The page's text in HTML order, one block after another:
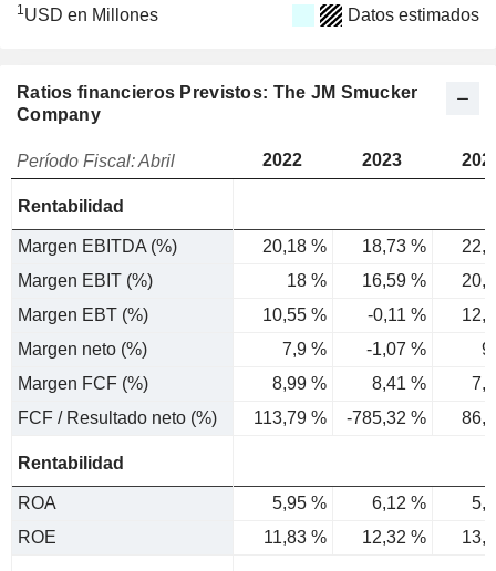
1USD en Millones Datos estimados
Ratios financieros Previstos: The JM Smucker
Company
Período Fiscal: Abril 2022 2023
Rentabilidad
Margen EBITDA (%) 20,18 % 18,73 %
Margen EBIT (%)
18 % 16,59 %
Margen EBT (%)
10,55 % -0,11 %
Margen neto (%)
7,9 % -1,07 %
Margen FCF (%)
8,99 % 8,41 %
FCF / Resultado neto (%)
113,79 % -785,32 %
Rentabilidad
ROA 5,95 % 6,12 %
ROE
11,83 % 12,32 %